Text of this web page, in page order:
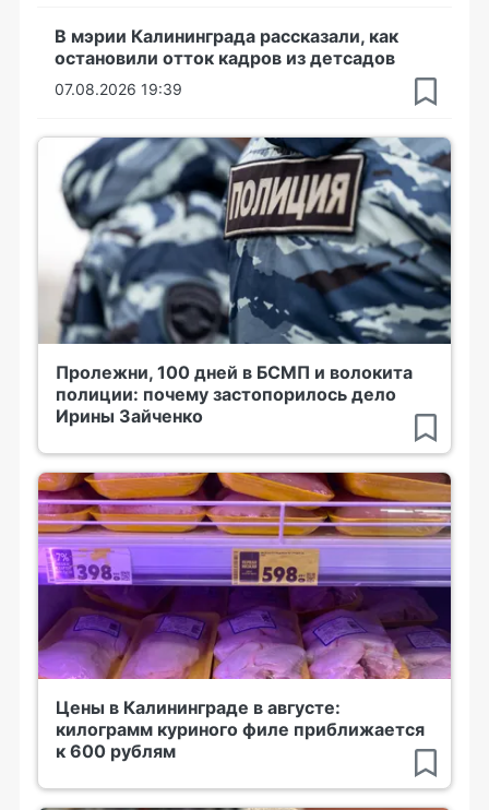
В мэрии Калининграда рассказали, как
остановили отток кадров из детсадов
07.08.2026 19:39
Пролежни, 100 дней в БСМП и волокита
полиции: почему застопорилось дело
Ирины Зайченко
Цены в Калининграде в августе:
килограмм куриного филе приближается
к 600 рублям